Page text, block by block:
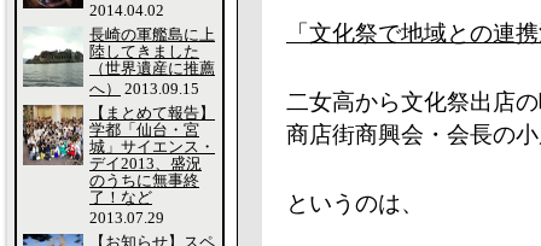
「文化祭で地域との連
二女高から文化祭出店
商店街商興会・会長の
というのは、
2014.04.02
長崎の軍艦島に上
陸してきました
（世界遺産に推薦
へ）
2013.09.15
【まとめて報告】
学都「仙台・宮
城」サイエンス・
デイ2013、盛況
のうちに無事終
了！など
2013.07.29
【お知らせ】スペ